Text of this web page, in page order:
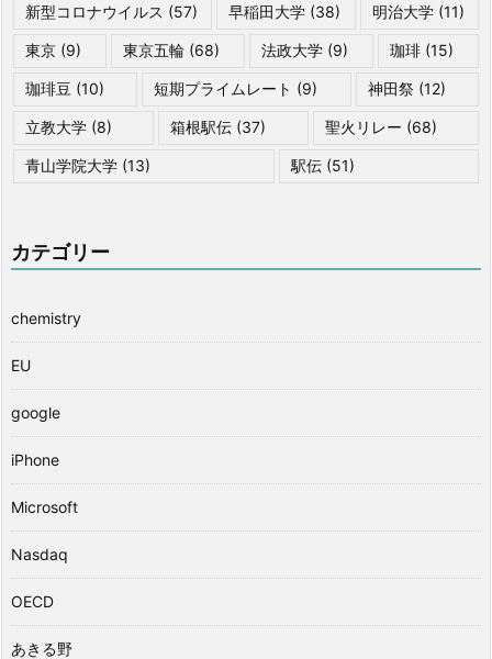
新型コロナウイルス (57) 早稲田大学 (38) 明治大学(11)
東京 (9) 東京五輪 (68) 法政大学 (9) 珈琲 (15)
珈琲豆 (10) 短期プライムレート (9) 神田祭(12)
立教大学 (8) 箱根駅伝 (37) 聖火リレー (68)
青山学院大学 (13) 駅伝 (51)
カテゴリー
chemistry
EU
google
iPhone
Microsoft
Nasdaq
OECD
あきる野